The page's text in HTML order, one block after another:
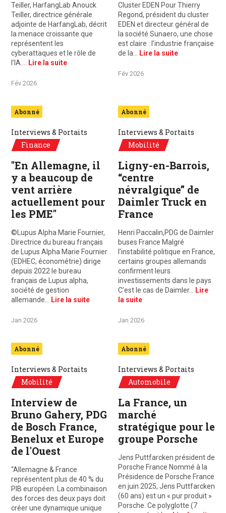
Teiller, HarfangLab Anouck
Teiller, directrice générale
adjointe de HarfangLab, décrit
la menace croissante que
représentent les
cyberattaques et le rôle de
l’IA.…
Lire la suite
Fév 2026
Cluster EDEN Pour Thierry
Regond, président du cluster
EDEN et directeur général de
la société Sunaero, une chose
est claire : l’industrie française
de la…
Lire la suite
Fév 2026
Abonné
Interviews & Portaits
Finance
"En Allemagne, il
y a beaucoup de
vent arrière
actuellement pour
les PME"
©Lupus Alpha Marie Fournier,
Directrice du bureau français
de Lupus Alpha Marie Fournier
(EDHEC, économétrie) dirige
depuis 2022 le bureau
français de Lupus alpha,
société de gestion
allemande…
Lire la suite
Jan 2026
Abonné
Interviews & Portaits
Mobilité
Ligny-en-Barrois,
“centre
névralgique” de
Daimler Truck en
France
Henri Paccalin,PDG de Daimler
buses France Malgré
l’instabilité politique en France,
certains groupes allemands
confirment leurs
investissements dans le pays.
C’est le cas de Daimler…
Lire
la suite
Jan 2026
Abonné
Interviews & Portaits
Mobilité
Interview de
Bruno Gahery, PDG
de Bosch France,
Benelux et Europe
de l'Ouest
“Allemagne & France
représentent plus de 40 % du
PIB européen. La combinaison
des forces des deux pays doit
créer une dynamique unique
Abonné
Interviews & Portaits
Automobile
La France, un
marché
stratégique pour le
groupe Porsche
Jens Puttfarcken président de
Porsche France Nommé à la
Présidence de Porsche France
en juin 2025, Jens Puttfarcken
(60 ans) est un « pur produit »
Porsche. Ce polyglotte (7